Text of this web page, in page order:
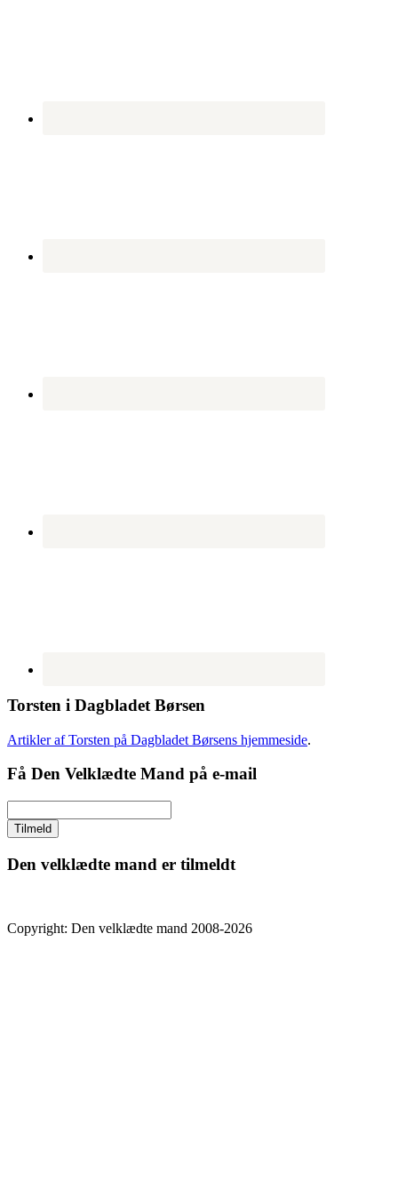
Torsten i Dagbladet Børsen
Artikler af Torsten på Dagbladet Børsens hjemmeside.
Få Den Velklædte Mand på e-mail
Den velklædte mand er tilmeldt
Copyright: Den velklædte mand 2008-2026